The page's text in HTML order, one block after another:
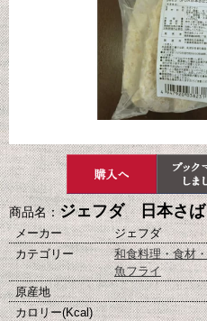
商品名：ジェフダ 日本さ
メーカー
ジェフダ
カテゴリー
和食料理・食材
魚フライ
原産地
カロリー(Kcal)